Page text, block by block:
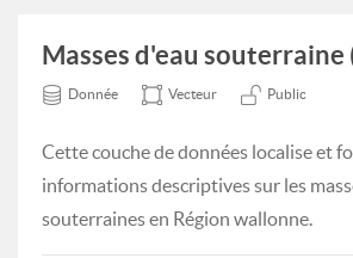
Masses d'eau souterraine
Donnée Vecteur Public
Cette couche de données localise et
informations descriptives sur les
souterraines en Région wallonne.